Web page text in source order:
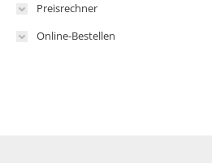
Preisrechner
Online-Bestellen